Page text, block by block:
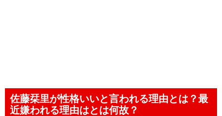
佐藤栞里が性格いいと言われる理由とは？最
近嫌われる理由はとは何故？